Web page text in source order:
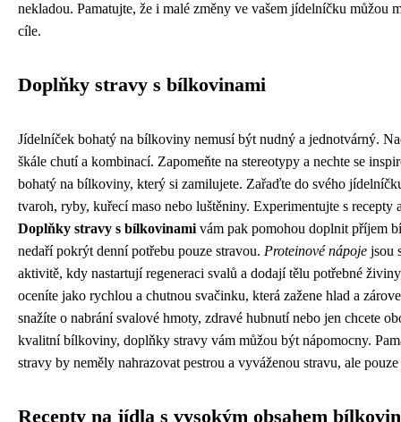
nekladou. Pamatujte, že i malé změny ve vašem jídelníčku můžou
cíle.
Doplňky stravy s bílkovinami
Jídelníček bohatý na bílkoviny nemusí být nudný a jednotvárný.
škále chutí a kombinací. Zapomeňte na stereotypy a nechte se
bohatý na bílkoviny, který si zamilujete. Zařaďte do svého
tvaroh, ryby, kuřecí maso nebo luštěniny. Experimentujte s recepty
Doplňky stravy s bílkovinami vám pak pomohou doplnit příjem
nedaří pokrýt denní potřebu pouze stravou. Proteinové nápoje jsou
aktivitě, kdy nastartují regeneraci svalů a dodají tělu potřebné
oceníte jako rychlou a chutnou svačinku, která zažene hlad a
snažíte o nabrání svalové hmoty, zdravé hubnutí nebo jen chcete
kvalitní bílkoviny, doplňky stravy vám můžou být nápomocny.
stravy by neměly nahrazovat pestrou a vyváženou stravu, ale
Recepty na jídla s vysokým obsahem bílkovin